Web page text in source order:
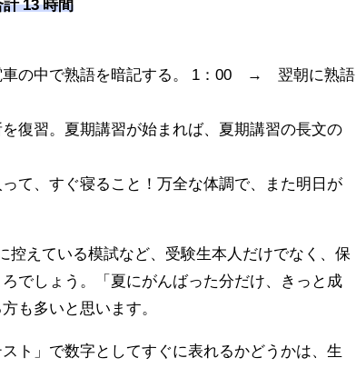
計 13 時間
の中で熟語を暗記する。 1：00 → 翌朝に熟語
復習。夏期講習が始まれば、夏期講習の長文の
て、すぐ寝ること！万全な体調で、また明日が
控えている模試など、受験生本人だけでなく、保
でしょう。「夏にがんばった分だけ、きっと成
も多いと思います。
ト」で数字としてすぐに表れるかどうかは、生